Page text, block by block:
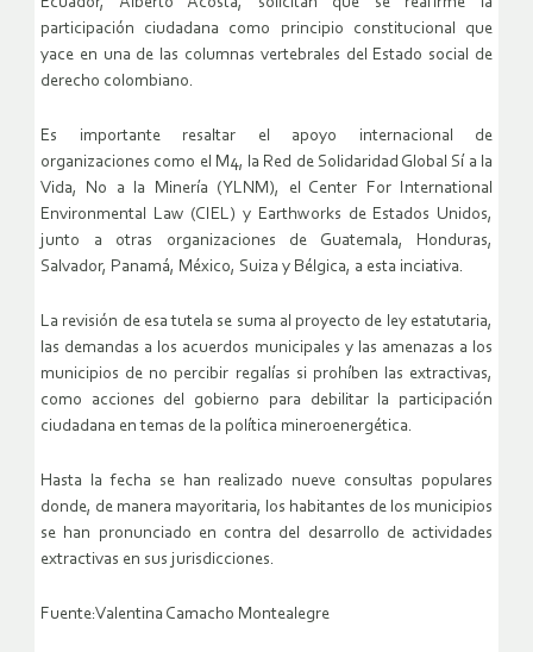
participación ciudadana como principio constitucional que
yace en una de las columnas vertebrales del Estado social de
derecho colombiano.
Es importante resaltar el apoyo internacional de
organizaciones como el M4, la Red de Solidaridad Global Sí a la
Vida, No a la Minería (YLNM), el Center For International
Environmental Law (CIEL) y Earthworks de Estados Unidos,
junto a otras organizaciones de Guatemala, Honduras,
Salvador, Panamá, México, Suiza y Bélgica, a esta inciativa.
La revisión de esa tutela se suma al proyecto de ley estatutaria,
las demandas a los acuerdos municipales y las amenazas a los
municipios de no percibir regalías si prohíben las extractivas,
como acciones del gobierno para debilitar la participación
ciudadana en temas de la política mineroenergética.
Hasta la fecha se han realizado nueve consultas populares
donde, de manera mayoritaria, los habitantes de los municipios
se han pronunciado en contra del desarrollo de actividades
extractivas en sus jurisdicciones.
Fuente:Valentina Camacho Montealegre